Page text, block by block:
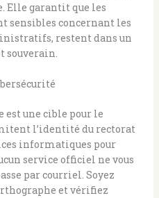
Elle garantit que les
sensibles concernant les
restent dans un
souverain.
est une cible pour le
l’identité du rectorat
informatiques pour
service officiel ne vous
par courriel. Soyez
et vérifiez